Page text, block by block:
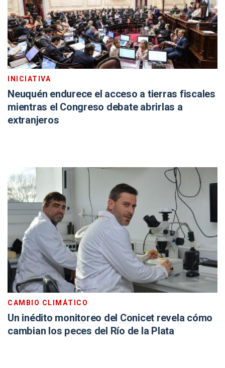
INICIATIVA
Neuquén endurece el acceso a tierras fiscales
mientras el Congreso debate abrirlas a
extranjeros
CAMBIO CLIMÁTICO
Un inédito monitoreo del Conicet revela cómo
cambian los peces del Río de la Plata